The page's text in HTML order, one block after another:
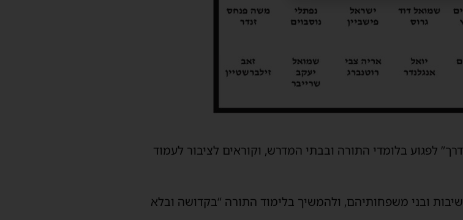
לפגוע בלומדי התורה ובבתי המדרש, וקוראים לציבור לעמוד
ובני משפחותיהם, ולהמשיך בלימוד התורה “בקדושה ובלא